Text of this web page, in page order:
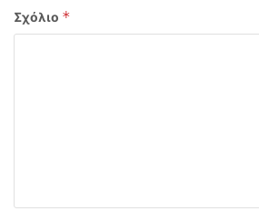
Σχόλιο *